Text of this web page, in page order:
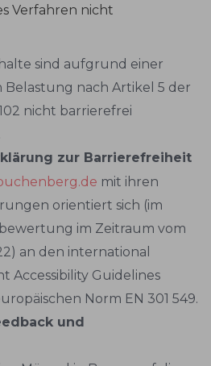
Verfahren nicht
sind aufgrund einer
nach Artikel 5 der
nicht barrierefrei
zur Barrierefreiheit
mit ihren
orientiert sich (im
im Zeitraum vom
an den international
Accessibility Guidelines
Norm EN 301 549.
und